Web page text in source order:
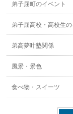
弟子屈町のイベント
弟子屈高校・高校生の
弟高夢叶塾関係
風景・景色
食べ物・スイーツ